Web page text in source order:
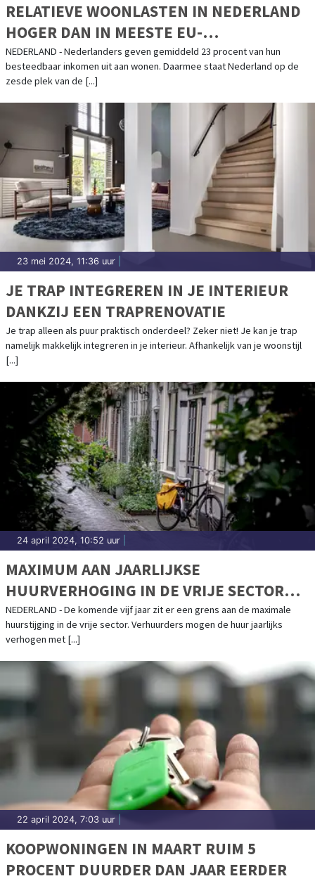
RELATIEVE WOONLASTEN IN NEDERLAND
HOGER DAN IN MEESTE EU-
LANDENWONEN
NEDERLAND - Nederlanders geven gemiddeld 23 procent van hun
besteedbaar inkomen uit aan wonen. Daarmee staat Nederland op de
zesde plek van de [...]
23 mei 2024, 11:36 uur
JE TRAP INTEGREREN IN JE INTERIEUR
DANKZIJ EEN TRAPRENOVATIE
Je trap alleen als puur praktisch onderdeel? Zeker niet! Je kan je trap
namelijk makkelijk integreren in je interieur. Afhankelijk van je woonstijl
[...]
24 april 2024, 10:52 uur
MAXIMUM AAN JAARLIJKSE
HUURVERHOGING IN DE VRIJE SECTOR
BLIJFT GELDEN TOT 1 MEI 2029
NEDERLAND - De komende vijf jaar zit er een grens aan de maximale
huurstijging in de vrije sector. Verhuurders mogen de huur jaarlijks
verhogen met [...]
22 april 2024, 7:03 uur
KOOPWONINGEN IN MAART RUIM 5
PROCENT DUURDER DAN JAAR EERDER